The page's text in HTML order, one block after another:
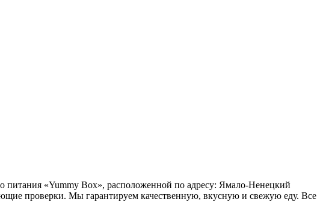
питания «Yummy Box», расположенной по адресу: Ямало-Ненецкий
проверки. Мы гарантируем качественную, вкусную и свежую еду. Все